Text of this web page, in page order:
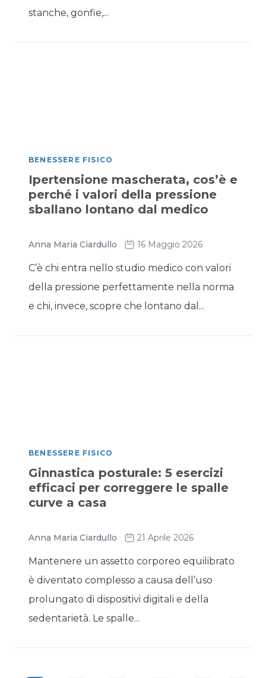
stanche, gonfie,...
BENESSERE FISICO
Ipertensione mascherata, cos’è e
perché i valori della pressione
sballano lontano dal medico
Anna Maria Ciardullo 16 Maggio 2026
C’è chi entra nello studio medico con valori
della pressione perfettamente nella norma
e chi, invece, scopre che lontano dal...
BENESSERE FISICO
Ginnastica posturale: 5 esercizi
efficaci per correggere le spalle
curve a casa
Anna Maria Ciardullo 21 Aprile 2026
Mantenere un assetto corporeo equilibrato
è diventato complesso a causa dell’uso
prolungato di dispositivi digitali e della
sedentarietà. Le spalle...